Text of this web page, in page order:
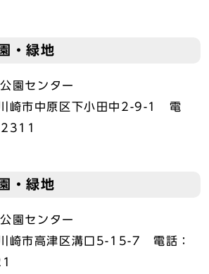
・緑地
園センター
崎市中原区下小田中2-9-1 電
・緑地
園センター
崎市高津区溝口5-15-7 電話：